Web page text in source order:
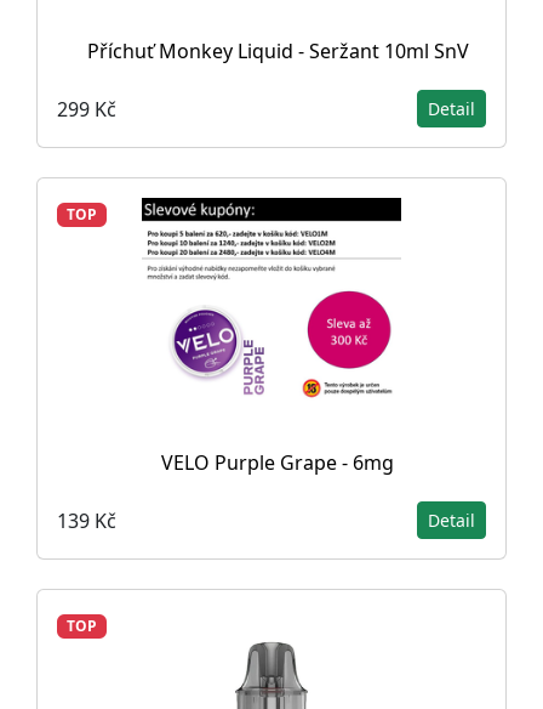
Příchuť Monkey Liquid - Seržant 10ml SnV
299 Kč Detail
TOP
VELO Purple Grape - 6mg
139 Kč Detail
TOP